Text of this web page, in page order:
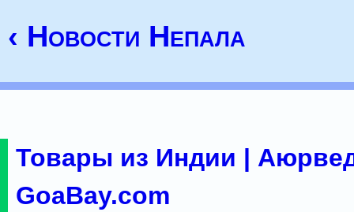
‹ Новости Непала
Товары из Индии |
GoaBay.com